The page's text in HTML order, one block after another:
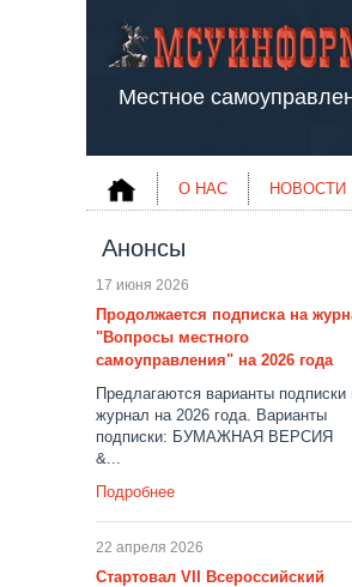
Местное
О НАС НОВОСТИ
Анонсы
17 июня 2026
Продолжается подписка на
"Вопросы местного
самоуправления" на 2026 года
Предлагаются варианты подписки
журнал на 2026 года. Варианты
подписки: БУМАЖНАЯ ВЕРСИЯ
&...
Подробнее
22 апреля 2026
Стартовал VII Всероссийский